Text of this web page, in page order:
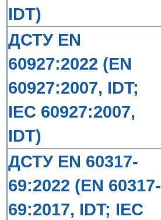
IDT)
ДСТУ EN
60927:2022 (EN
60927:2007, IDT;
IEC 60927:2007,
IDT)
ДСТУ EN 60317-
69:2022 (EN 60317-
69:2017, IDT; IEC